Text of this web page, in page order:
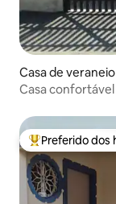
Casa de veraneio
Casa
Entre os
Preferido dos